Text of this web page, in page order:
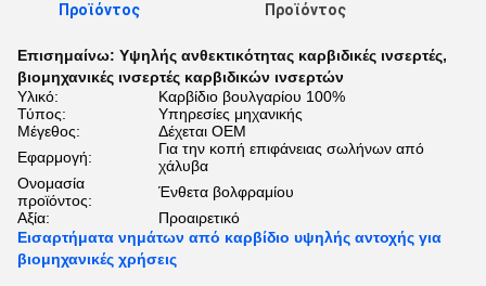
Προϊόντος
Προϊόντος
Επισημαίνω: Υψηλής ανθεκτικότητας καρβιδικές ινσερτές,
βιομηχανικές ινσερτές καρβιδικών ινσερτών
Υλικό:
Καρβίδιο βουλγαρίου 100%
Τύπος:
Υπηρεσίες μηχανικής
Μέγεθος:
Δέχεται OEM
Εφαρμογή:
Για την κοπή επιφάνειας σωλήνων από
χάλυβα
Ονομασία
προϊόντος:
Ένθετα βολφραμίου
Αξία:
Προαιρετικό
Εισαρτήματα νημάτων από καρβίδιο υψηλής αντοχής για
βιομηχανικές χρήσεις